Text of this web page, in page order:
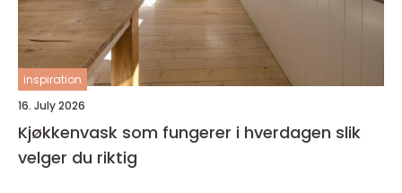
inspiration
16. July 2026
Kjøkkenvask som fungerer i hverdagen slik
velger du riktig